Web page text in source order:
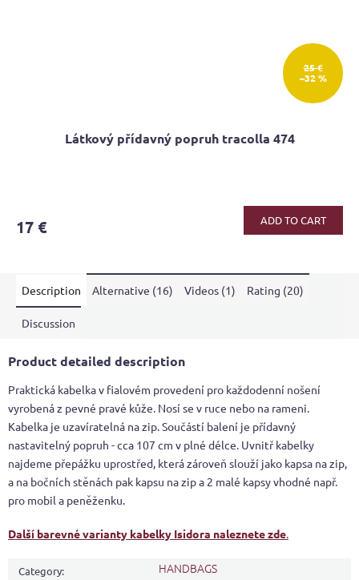
25 €
–32 %
Látkový přídavný popruh tracolla 474
rating
of
5
stars.
17 € ADD TO CART
Description Alternative (16) Videos (1) Rating (20)
Discussion
Product detailed description
Praktická kabelka v fialovém provedení pro každodenní nošení
vyrobená z pevné pravé kůže. Nosí se v ruce nebo na rameni.
Kabelka je uzavíratelná na zip. Součástí balení je přídavný
nastavitelný popruh - cca 107 cm v plné délce. Uvnitř kabelky
najdeme přepážku uprostřed, která zároveň slouží jako kapsa na zip,
a na bočních stěnách pak kapsu na zip a 2 malé kapsy vhodné např.
pro mobil a peněženku.
Další barevné varianty kabelky Isidora naleznete zde.
Category: HANDBAGS